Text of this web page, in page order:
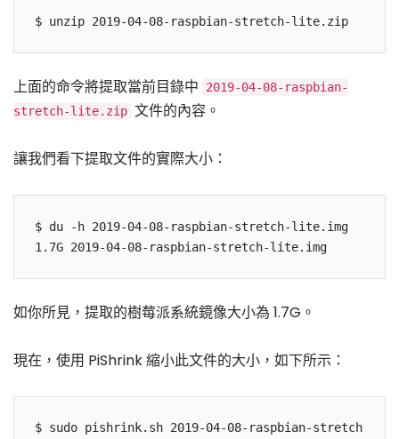
$ unzip 2019-04-08-raspbian-stretch-lite.zip
上面的命令將提取當前目錄中
2019-04-08-raspbian-
stretch-lite.zip 文件的內容。
讓我們看下提取文件的實際大小：
$ du -h 2019-04-08-raspbian-stretch-lite.img
1.7G 2019-04-08-raspbian-stretch-lite.img
如你所見，提取的樹莓派系統鏡像大小為 1.7G。
現在，使用 PiShrink 縮小此文件的大小，如下所示：
$ sudo pishrink.sh 2019-04-08-raspbian-stretch